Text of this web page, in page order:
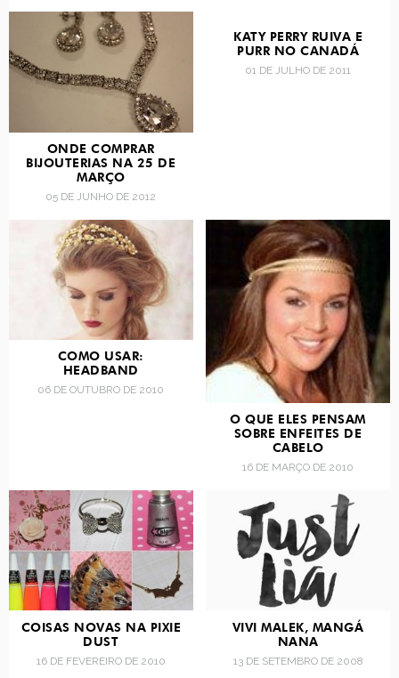
ONDE COMPRAR
BIJOUTERIAS NA 25 DE
MARÇO
05 DE JUNHO DE 2012
KATY PERRY RUIVA E
PURR NO CANADÁ
01 DE JULHO DE 2011
COMO USAR:
HEADBAND
06 DE OUTUBRO DE 2010
O QUE ELES PENSAM
SOBRE ENFEITES DE
CABELO
16 DE MARÇO DE 2010
COISAS NOVAS NA PIXIE
DUST
16 DE FEVEREIRO DE 2010
VIVI MALEK, MANGÁ
NANA
13 DE SETEMBRO DE 2008